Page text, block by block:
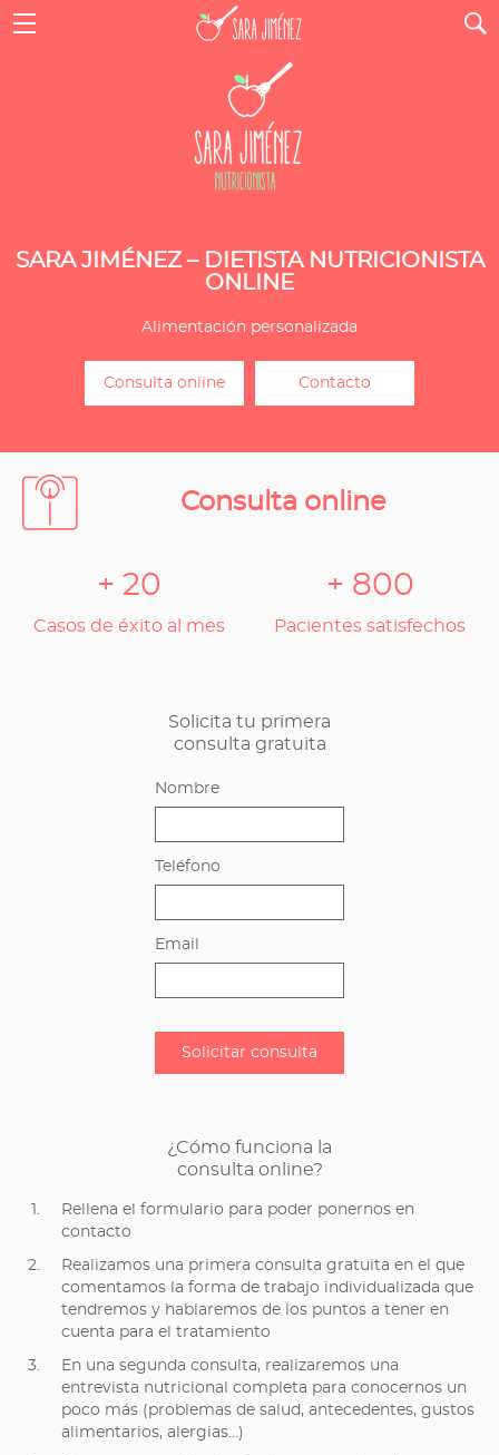
SARA JIMÉNEZ – DIETISTA NUTRICIONISTA
ONLINE
Alimentación personalizada
Consulta online Contacto
Consulta online
+ 20
Casos de éxito al mes
+ 800
Pacientes satisfechos
Solicita tu primera
consulta gratuita
Nombre
Teléfono
Email
¿Cómo funciona la
consulta online?
Rellena el formulario para poder ponernos en
contacto
Realizamos una primera consulta gratuita en el que
comentamos la forma de trabajo individualizada que
tendremos y hablaremos de los puntos a tener en
cuenta para el tratamiento
En una segunda consulta, realizaremos una
entrevista nutricional completa para conocernos un
poco más (problemas de salud, antecedentes, gustos
alimentarios, alergias...)